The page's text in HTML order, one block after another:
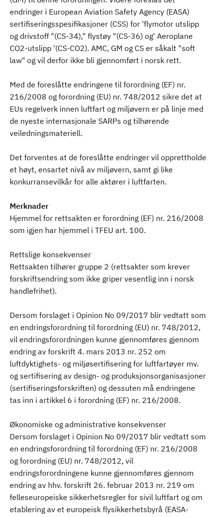
endringer i European Aviation Safety Agency (EASA)
sertifiseringsspesifikasjoner (CSS) for 'flymotor utslipp
og drivstoff "(CS-34)," flystøy "(CS-36) og' Aeroplane
CO2-utslipp '(CS-CO2). AMC, GM og CS er såkalt "soft
law" og vil derfor ikke bli gjennomført i norsk rett.
Med de foreslåtte endringene til forordning (EF) nr.
216/2008 og forordning (EU) nr. 748/2012 sikre det at
EUs regelverk innen luftfart og miljøvern er på linje med
de nyeste internasjonale SARPs og tilhørende
veiledningsmateriell.
Det forventes at de foreslåtte endringer vil opprettholde
et høyt, ensartet nivå av miljøvern, samt gi like
konkurransevilkår for alle aktører i luftfarten.
Merknader
Hjemmel for rettsakten er forordning (EF) nr. 216/2008
som igjen har hjemmel i TFEU art. 100.
Rettslige konsekvenser
Rettsakten tilhører gruppe 2 (rettsakter som krever
forskriftsendring som ikke griper vesentlig inn i norsk
handlefrihet).
Dersom forslaget i Opinion No 09/2017 blir vedtatt som
en endringsforordning til forordning (EU) nr. 748/2012,
vil endringsforordningen kunne gjennomføres gjennom
endring av forskrift 4. mars 2013 nr. 252 om
luftdyktighets- og miljøsertifisering for luftfartøyer mv.
og sertifisering av design- og produksjonsorganisasjoner
(sertifiseringsforskriften) og dessuten må endringene
tas inn i artikkel 6 i forordning (EF) nr. 216/2008.
Økonomiske og administrative konsekvenser
Dersom forslaget i Opinion No 09/2017 blir vedtatt som
en endringsforordning til forordning (EF) nr. 216/2008
og forordning (EU) nr. 748/2012, vil
endringsforordningene kunne gjennomføres gjennom
endring av hhv. forskrift 26. februar 2013 nr. 219 om
felleseuropeiske sikkerhetsregler for sivil luftfart og om
etablering av et europeisk flysikkerhetsbyrå (EASA-